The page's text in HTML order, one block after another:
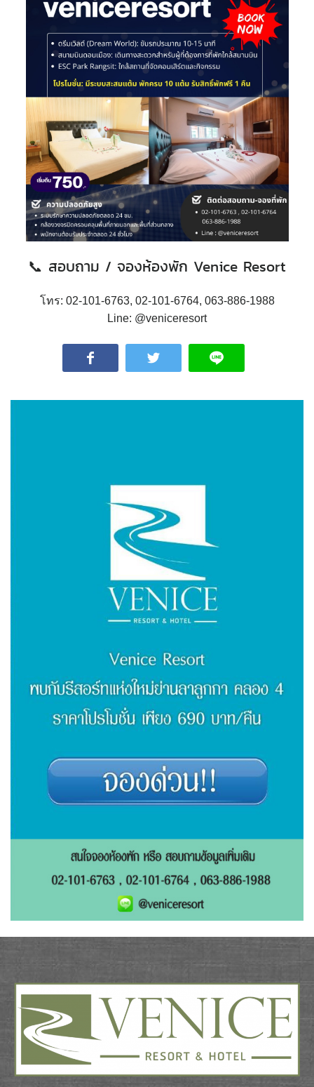
📞 สอบถาม / จองห้องพัก Venice Resort
โทร: 02-101-6763, 02-101-6764, 063-886-1988
Line: @veniceresort